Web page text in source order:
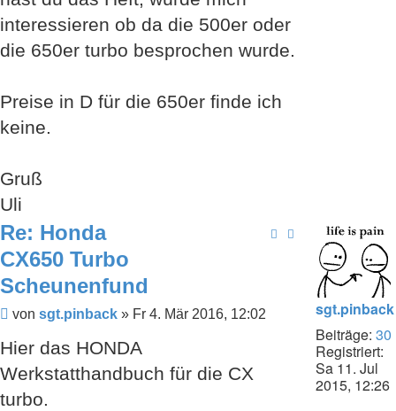
interessieren ob da die 500er oder
die 650er turbo besprochen wurde.
Preise in D für die 650er finde ich
keine.
Gruß
Uli
sgt.pinback
Beiträge: 30
Registriert:
Sa 11. Jul
2015, 12:26
Re: Honda
CX650 Turbo
Scheunenfund
Beitrag
von sgt.pinback » Fr 4. Mär 2016, 12:02
Hier das HONDA
Werkstatthandbuch für die CX
turbo.